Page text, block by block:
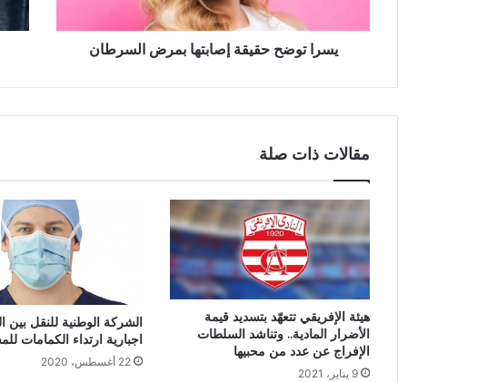
يسرا توضح حقيقة إصابتها بمرض السرطان
مقالات ذات صلة
هيئة الإفريقي تتعهّد بتسديد قيمة
الأضرار المادية.. وتناشد السلطات
الإفراج عن عدد من محبيها
9 يناير، 2021
الشركة الوطنية للنقل بين
اجبارية ارتداء الكمامات
22 أغسطس، 2020